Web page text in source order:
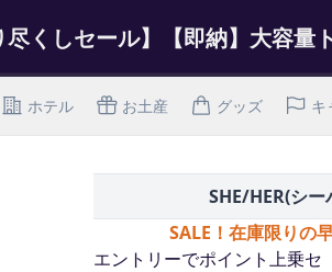
ホテル お土産 グッズ キ
SHE/HER(シー
SALE！在庫限りの
エントリーでポイント上乗セ